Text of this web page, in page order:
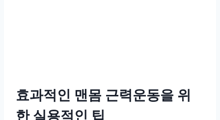
효과적인 맨몸 근력운동을 위
한 실용적인 팁